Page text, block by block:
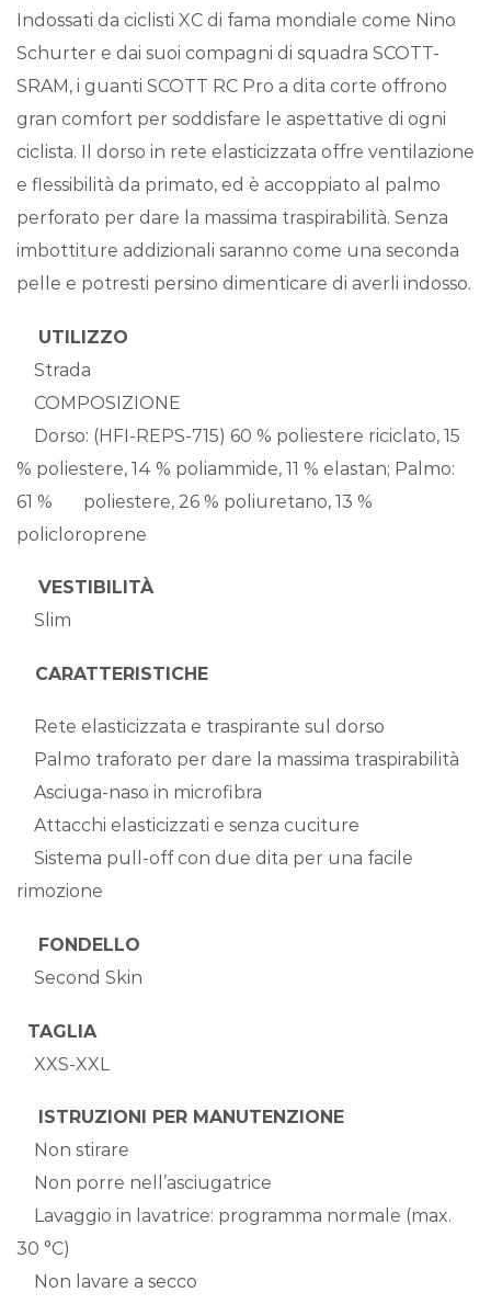
Indossati da ciclisti XC di fama mondiale come Nino
Schurter e dai suoi compagni di squadra SCOTT-
SRAM, i guanti SCOTT RC Pro a dita corte offrono
gran comfort per soddisfare le aspettative di ogni
ciclista. Il dorso in rete elasticizzata offre ventilazione
e flessibilità da primato, ed è accoppiato al palmo
perforato per dare la massima traspirabilità. Senza
imbottiture addizionali saranno come una seconda
pelle e potresti persino dimenticare di averli indosso.
UTILIZZO
Strada
COMPOSIZIONE
Dorso: (HFI-REPS-715) 60 % poliestere riciclato, 15
% poliestere, 14 % poliammide, 11 % elastan; Palmo:
61 % poliestere, 26 % poliuretano, 13 %
policloroprene
VESTIBILITÀ
Slim
CARATTERISTICHE
Rete elasticizzata e traspirante sul dorso
Palmo traforato per dare la massima traspirabilità
Asciuga-naso in microfibra
Attacchi elasticizzati e senza cuciture
Sistema pull-off con due dita per una facile
rimozione
FONDELLO
Second Skin
TAGLIA
XXS-XXL
ISTRUZIONI PER MANUTENZIONE
Non stirare
Non porre nell’asciugatrice
Lavaggio in lavatrice: programma normale (max.
30 °C)
Non lavare a secco